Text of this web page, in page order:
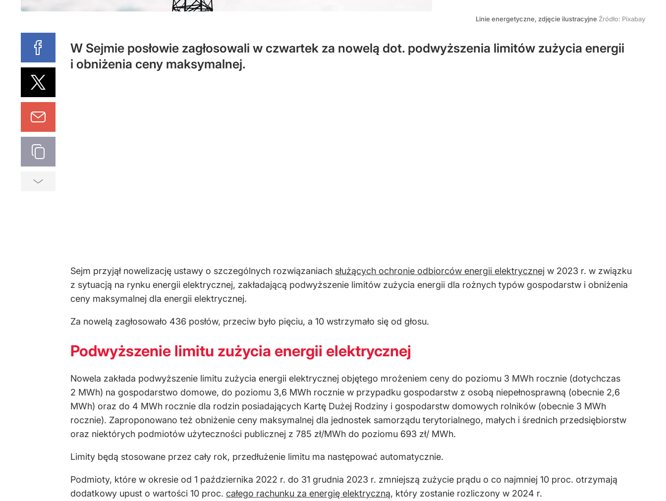
Linie energetyczne, zdjęcie ilustracyjne Źródło: Pixabay
W Sejmie posłowie zagłosowali w czwartek za nowelą dot. podwyższenia limitów zużycia energii
i obniżenia ceny maksymalnej.
Sejm przyjął nowelizację ustawy o szczególnych rozwiązaniach służących ochronie odbiorców energii elektrycznej w 2023 r. w związku
z sytuacją na rynku energii elektrycznej, zakładającą podwyższenie limitów zużycia energii dla rożnych typów gospodarstw i obniżenia
ceny maksymalnej dla energii elektrycznej.
Za nowelą zagłosowało 436 posłów, przeciw było pięciu, a 10 wstrzymało się od głosu.
Podwyższenie limitu zużycia energii elektrycznej
Nowela zakłada podwyższenie limitu zużycia energii elektrycznej objętego mrożeniem ceny do poziomu 3 MWh rocznie (dotychczas
2 MWh) na gospodarstwo domowe, do poziomu 3,6 MWh rocznie w przypadku gospodarstw z osobą niepełnosprawną (obecnie 2,6
MWh) oraz do 4 MWh rocznie dla rodzin posiadających Kartę Dużej Rodziny i gospodarstw domowych rolników (obecnie 3 MWh
rocznie). Zaproponowano też obniżenie ceny maksymalnej dla jednostek samorządu terytorialnego, małych i średnich przedsiębiorstw
oraz niektórych podmiotów użyteczności publicznej z 785 zł/MWh do poziomu 693 zł/ MWh.
Limity będą stosowane przez cały rok, przedłużenie limitu ma następować automatycznie.
Podmioty, które w okresie od 1 października 2022 r. do 31 grudnia 2023 r. zmniejszą zużycie prądu o co najmniej 10 proc. otrzymają
dodatkowy upust o wartości 10 proc. całego rachunku za energię elektryczną, który zostanie rozliczony w 2024 r.